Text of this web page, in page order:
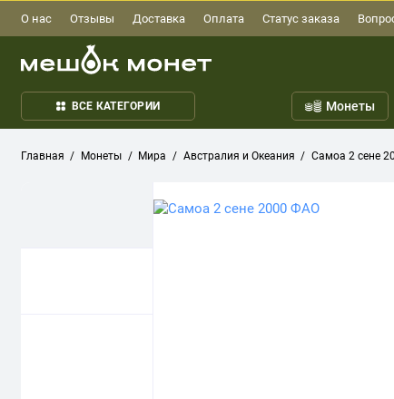
О нас Отзывы Доставка Оплата Статус заказа
ВСЕ КАТЕГОРИИ Монеты
Главная Монеты Мира Австралия и Океания Самоа 2 сене